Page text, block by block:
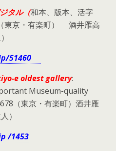
タル（和本、版本、活字
東京・有楽町） 酒井雁高
51460
e oldest gallery:
Museum-quality
（東京・有楽町）酒井雁
）
/1453